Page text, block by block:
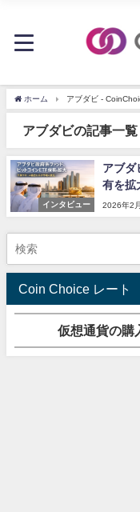
ホーム アブダビ -
アブダビの記事一覧
インタビュー
アブダ
有を拡
2026年2
Coin Choice レート
仮想通貨の購